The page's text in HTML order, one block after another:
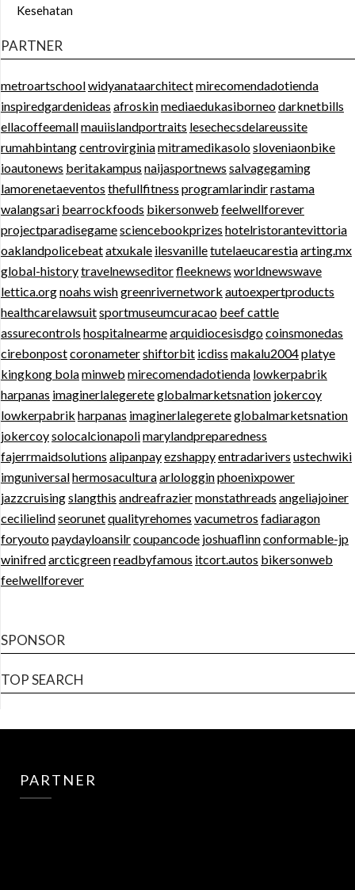
Kesehatan
PARTNER
metroartschoolwidyanataarchitectmirecomendadotienda
inspiredgardenideas afroskinmediaedukasiborneodarknetbills
ellacoffeemallmauiislandportraits lesechecsdelareussite
rumahbintangcentrovirginiamitramedikasolosloveniaonbike
ioautonews beritakampus naijasportnews salvagegaming
lamorenetaeventos thefullfitness programlarindirrastama
walangsari bearrockfoods bikersonweb feelwellforever
projectparadisegamesciencebookprizes hotelristorantevittoria
oaklandpolicebeatatxukale ilesvanilletutelaeucarestiaarting.mx
global-historytravelnewseditorfleeknews worldnewswave
lettica.orgnoahs wishgreenrivernetwork autoexpertproducts
healthcarelawsuitsportmuseumcuracao beef cattle
assurecontrols hospitalnearmearquidiocesisdgocoinsmonedas
cirebonpostcoronametershiftorbit icdiss makalu2004platye
kingkong bolaminweb mirecomendadotienda lowkerpabrik
harpanas imaginerlalegereteglobalmarketsnation jokercoy
lowkerpabrik harpanas imaginerlalegereteglobalmarketsnation
jokercoysolocalcionapolimarylandpreparedness
fajerrmaidsolutions alipanpayezshappyentradarivers ustechwiki
imguniversalhermosaculturaarlologginphoenixpower
jazzcruisingslangthis andreafraziermonstathreads angeliajoiner
cecilielindseorunetqualityrehomes vacumetros fadiaragon
foryoutopaydayloansilrcoupancode joshuaflinnconformable-jp
winifredarcticgreenreadbyfamous itcort.autos bikersonweb
feelwellforever
SPONSOR
TOP SEARCH
PARTNER